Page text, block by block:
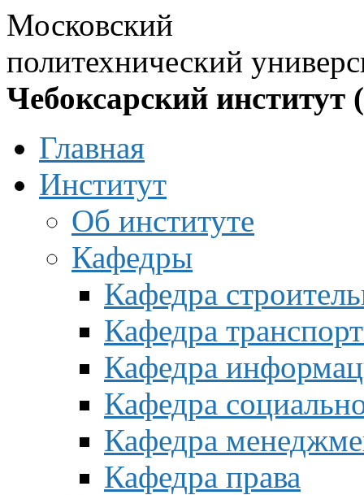
Московский
политехнический
Чебоксарский институт
Главная
Институт
Об институте
Кафедры
Кафедра
Кафедра
Кафедра
Кафедра
Кафедра
Кафедра права